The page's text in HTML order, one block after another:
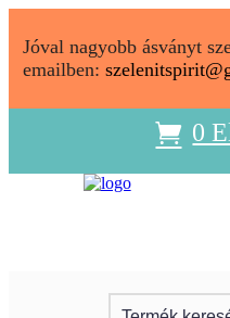
Jóval nagyobb ásványt
emailben:
0